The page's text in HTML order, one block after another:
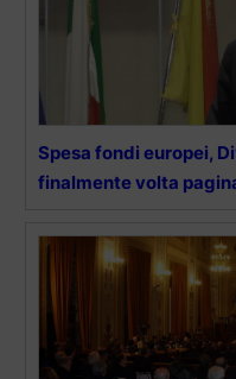
Spesa fondi europei,
finalmente volta